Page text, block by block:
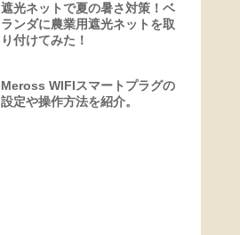
遮光ネットで夏の暑さ対策！ベ
ランダに農業用遮光ネットを取
り付けてみた！
Meross WIFIスマートプラグの
設定や操作方法を紹介。